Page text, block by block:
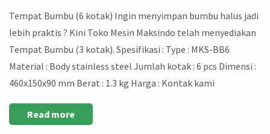
Tempat Bumbu (6 kotak) Ingin menyimpan bumbu halus jadi
lebih praktis ? Kini Toko Mesin Maksindo telah menyediakan
Tempat Bumbu (3 kotak). Spesifikasi : Type : MKS-BB6
Material : Body stainless steel Jumlah kotak : 6 pcs Dimensi :
460x150x90 mm Berat : 1.3 kg Harga : Kontak kami
Read more